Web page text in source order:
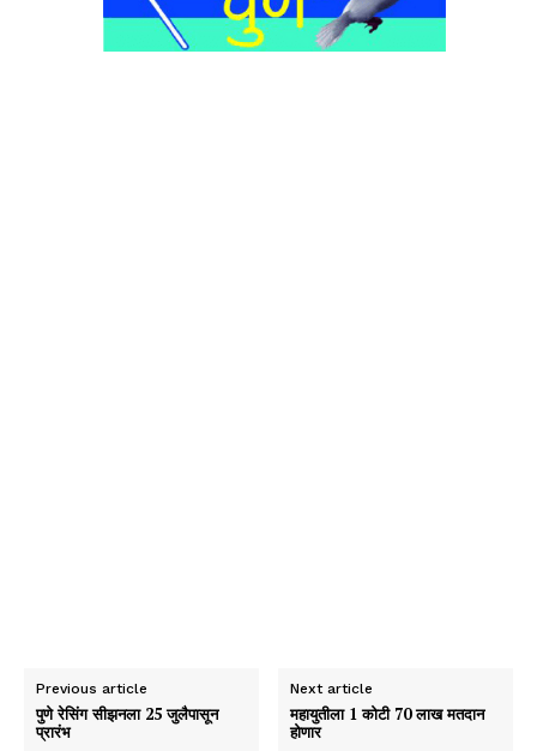
Previous article
पुणे रेसिंग सीझनला 25 जुलैपासून
प्रारंभ
Next article
महायुतीला 1 कोटी 70 लाख मतदान
होणार